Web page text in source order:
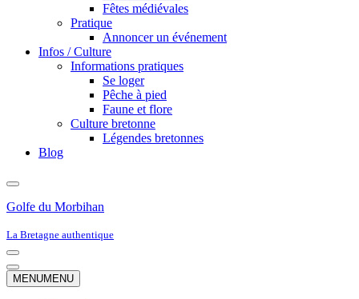
Fêtes médiévales
Pratique
Annoncer un événement
Infos / Culture
Informations pratiques
Se loger
Pêche à pied
Faune et flore
Culture bretonne
Légendes bretonnes
Blog
Golfe du Morbihan
La Bretagne authentique
Menu
de
navigation
Menu
de
MENUMENU